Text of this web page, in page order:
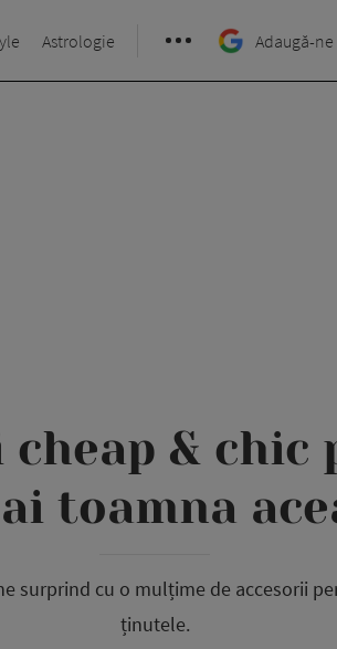
Astrologie Adaugă-
cheap &
toamna
surprind cu o mulțime de accesorii
ținutele.